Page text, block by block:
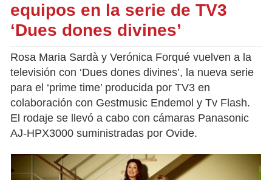
equipos en la serie de TV3
‘Dues dones divines’
Rosa Maria Sardà y Verónica Forqué vuelven a la
televisión con ‘Dues dones divines’, la nueva serie
para el ‘prime time’ producida por TV3 en
colaboración con Gestmusic Endemol y Tv Flash.
El rodaje se llevó a cabo con cámaras Panasonic
AJ-HPX3000 suministradas por Ovide.